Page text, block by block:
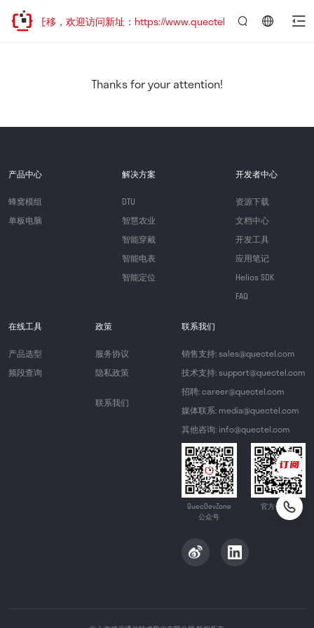
地址已迁移，欢迎访问新址：https://www.quectel.com.cn
Thanks for your attention!
产品中心
蜂窝模组
单板电脑
解决方案
DTU
智慧农业
智能穿戴
智能电表
智能定位
开发者中心
资源下载
文档中心
开发工具
应用笔记
Helios SDK
FAQ
在线工具
产品选型
频段查询
政策
服务协议
隐私政策
联系我们
联系我们
销售支持: sales@quectel.com
技术支持: support@quectel.com
招聘: career@quectel.com
媒体联系: media@quectel.com
其他咨询: info@quectel.com
QuecDevZone
公众号
官方公众号